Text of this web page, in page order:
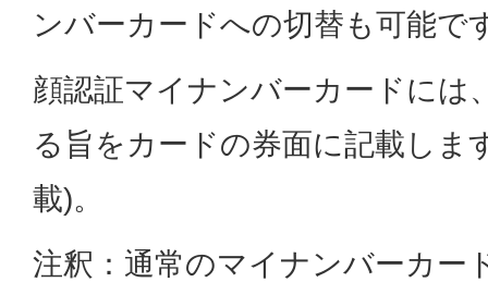
ンバーカードへの切替も可能で
顔認証マイナンバーカードには
る旨をカードの券面に記載しま
載)。
注釈：通常のマイナンバーカー